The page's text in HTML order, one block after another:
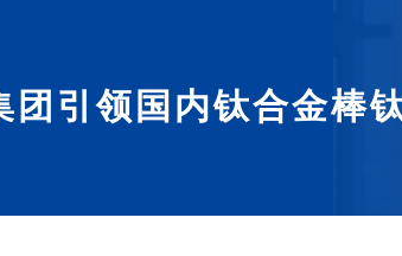
团引领国内钛合金棒